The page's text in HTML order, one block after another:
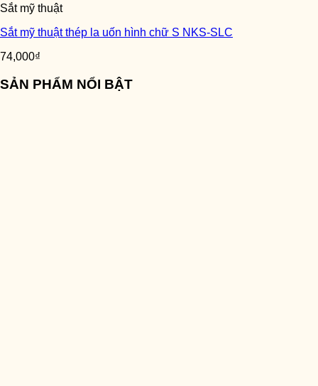
Sắt mỹ thuật
Sắt mỹ thuật thép la uốn hình chữ S NKS-SLC
74,000₫
SẢN PHẨM NỔI BẬT